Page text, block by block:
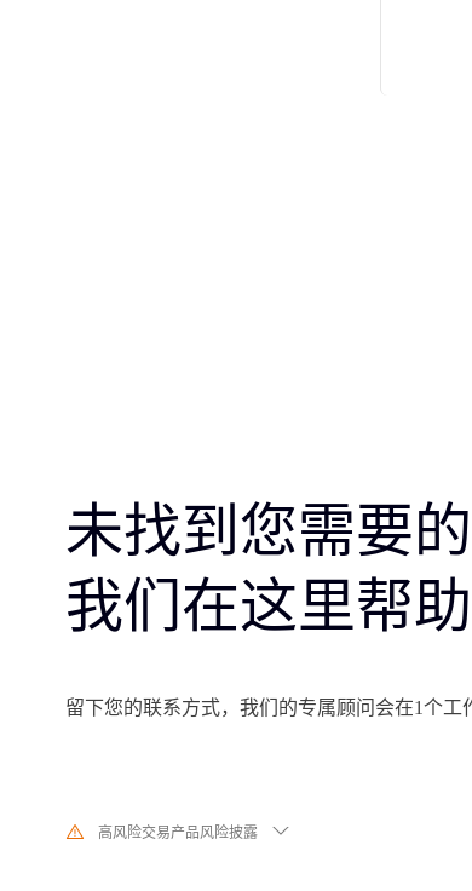
未找到您需要
我们在这里帮
留下您的联系方式，我们的专属顾问会在1个工
高风险交易产品风险披露